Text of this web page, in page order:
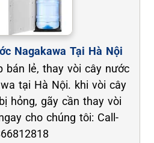
Nagakawa Tại Hà Nội
bán lẻ, thay vòi cây nước
tại Hà Nội. khi vòi cây
hỏng, gãy cần thay vòi
cho chúng tôi: Call-